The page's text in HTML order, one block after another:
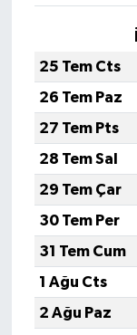
25 Tem Cts
26 Tem Paz
27 Tem Pts
28 Tem Sal
29 Tem Çar
30 Tem Per
31 Tem Cum
1 Ağu Cts
2 Ağu Paz